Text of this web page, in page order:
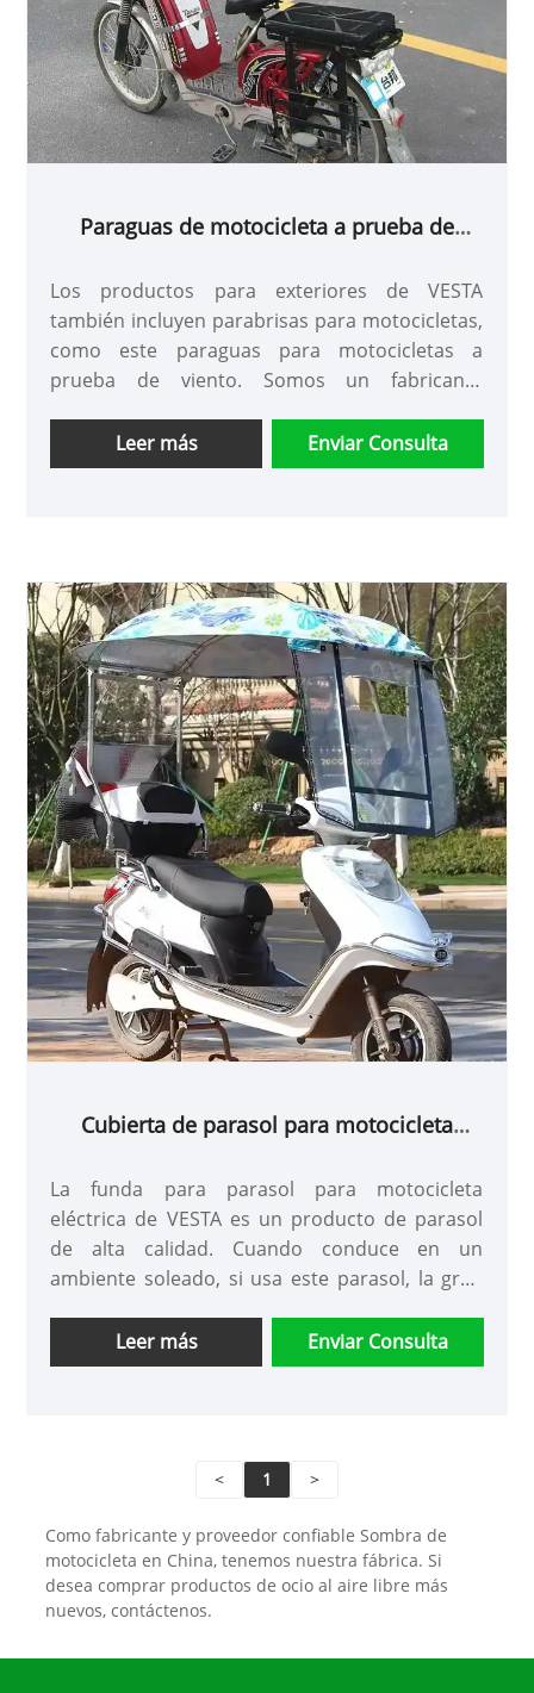
Paraguas de motocicleta a prueba de
Los productos para exteriores de VESTA
también incluyen parabrisas para motocicletas,
como este paraguas para motocicletas a
prueba de viento. Somos un fabricante
hemos creado nuestra propia respuesta a la
función del parabrisas que desean muchos
protegerse del viento y la lluvia mientras
conduce.
● Marca: VESTA
● Embalaje: Caja de madera
● Capacidad de suministro: 100%
● ¿Alguna vez ha considerado arreglar un
paraguas para su motocicleta? Un paraguas
para motocicleta que incluye dos,
respectivamente, antes y después de fijarlos en
la motocicleta. Paraguas en forma de Q.
Leer más Enviar Consulta
Cubierta de parasol para motocicleta
La funda para parasol para motocicleta
eléctrica de VESTA es un producto de parasol
de alta calidad. Cuando conduce en un
ambiente soleado, si usa este parasol, la gran
temperatura, sino que también desempeña un
cierto papel en la protección UV, haciendo que
● Embalaje: Caja de madera
● Capacidad de suministro: 100%
Leer más Enviar Consulta
< 1 >
Como fabricante y proveedor confiable Sombra de
motocicleta en China, tenemos nuestra fábrica. Si
desea comprar productos de ocio al aire libre más
nuevos, contáctenos.